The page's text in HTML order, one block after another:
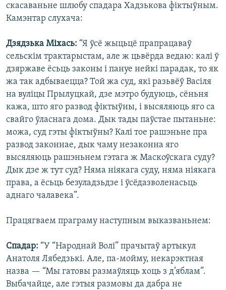
скасаваньне шлюбу спадара Хадзькова фіктыўным.
Камэнтар слухача:
Дзядзька Міхась: “Я ўсё жыцьцё прапрацаваў
сельскім трактарыстам, але ж цьвёрда ведаю: калі ў
дзяржаве ёсьць законы і пануе нейкі парадак, то як
жа так адбываецца? Той жа суд, які разьвёў Васіля
на вуліцы Прылуцкай, дзе мэтро будуюць, сёньня
кажа, што яго развод фіктыўны, і высяляюць яго са
свайго ўласнага дома. Дык тады паўстае пытаньне:
можа, суд гэты фіктыўны? Калі тое рашэньне пра
развод законнае, дык чаму незаконна яго
высяляюць рашэньнем гэтага ж Маскоўскага суду?
Дык дзе ж тут суд? Няма ніякага суду, няма ніякага
права, а ёсьць безуладзьдзе і ўсёдазволенасьць
аднаго чалавека”.
Працягваем праграму наступным выказваньнем:
Спадар: “У “Народнай Волі” прачытаў артыкул
Анатоля Лябедзькі. Але, па-мойму, некарэктная
назва — “Мы гатовы размаўляць хоць з д’яблам”.
Выбачайце, але гэтыя размовы да дабра не